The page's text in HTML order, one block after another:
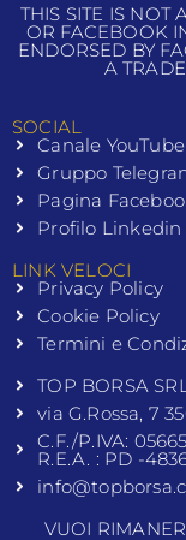
THIS SITE IS NOT
OR FACEBOOK
ENDORSED BY
A
SOCIAL
Canale YouTube
Gruppo
Pagina
Profilo Linkedin
LINK VELOCI
Privacy Policy
Cookie Policy
Termini e
TOP BORSA
via G.Rossa, 7
C.F./P.IVA:
R.E.A. : PD -
VUOI